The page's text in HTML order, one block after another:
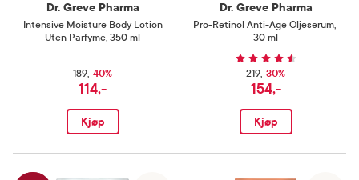
Dr. Greve Pharma
Intensive Moisture Body Lotion
Uten Parfyme, 350 ml
189,-40%
114,-
Kjøp
Dr. Greve Pharma
Pro-Retinol Anti-Age Oljeserum,
30 ml
219,-30%
154,-
Kjøp